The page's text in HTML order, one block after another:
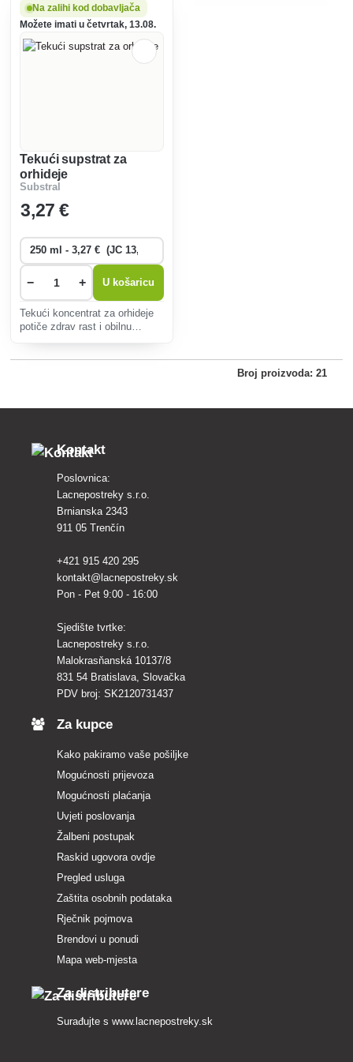
cvjetanje rododendrona i biljaka
koje vole kiseline,
sustav
Na zalihi kod dobavljača
Možete imati u četvrtak, 13.08.
Tekući supstrat za
orhideje
Substral
3,27 €
− + U košaricu
Tekući koncentrat za orhideje
potiče zdrav rast i obilnu
Broj proizvoda: 21
Kontakt
Poslovnica:
Lacnepostreky s.r.o.
Brnianska 2343
911 05 Trenčín
+421 915 420 295
kontakt@lacnepostreky.sk
Pon - Pet 9:00 - 16:00
Sjedište tvrtke:
Lacnepostreky s.r.o.
Malokrasňanská 10137/8
831 54 Bratislava, Slovačka
PDV broj: SK2120731437
Za kupce
Kako pakiramo vaše pošiljke
Mogućnosti prijevoza
Mogućnosti plaćanja
Uvjeti poslovanja
Žalbeni postupak
Raskid ugovora ovdje
Pregled usluga
Zaštita osobnih podataka
Rječnik pojmova
Brendovi u ponudi
Mapa web-mjesta
Za distributere
Surađujte s www.lacnepostreky.sk